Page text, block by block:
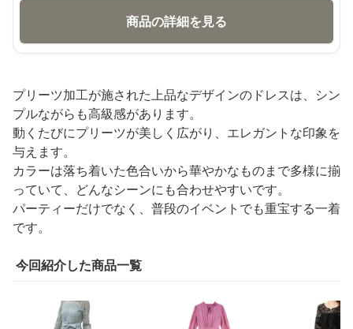
商品の詳細を見る
プリーツ加工が施された上品なデザインのドレスは、シン
プルながらも高級感があります。
動くたびにプリーツが美しく広がり、エレガントな印象を
与えます。
カラーは落ち着いた色合いから華やかなものまで多様に揃
っていて、どんなシーンにも合わせやすいです。
パーティーだけでなく、普段のイベントでも重宝する一着
です。
今回紹介した商品一覧